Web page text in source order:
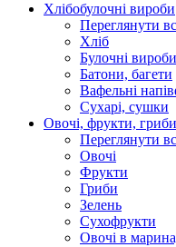
Хлібобулочні вироби
Переглянути
Хліб
Булочні вироби
Батони, багети
Вафельні
Сухарі, сушки
Овочі, фрукти, гриби
Переглянути
Овочі
Фрукти
Гриби
Зелень
Сухофрукти
Овочі в